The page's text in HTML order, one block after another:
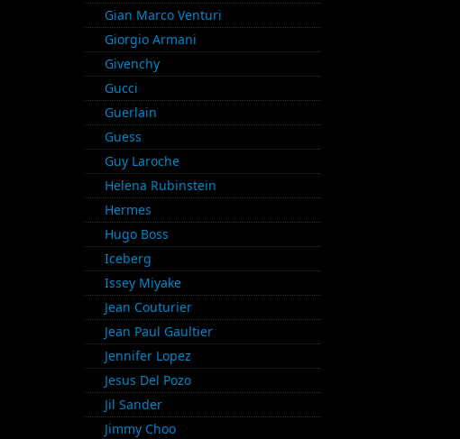
Gian Marco Venturi
Giorgio Armani
Givenchy
Gucci
Guerlain
Guess
Guy Laroche
Helena Rubinstein
Hermes
Hugo Boss
Iceberg
Issey Miyake
Jean Couturier
Jean Paul Gaultier
Jennifer Lopez
Jesus Del Pozo
Jil Sander
Jimmy Choo